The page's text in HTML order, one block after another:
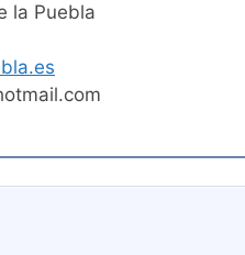
la Puebla